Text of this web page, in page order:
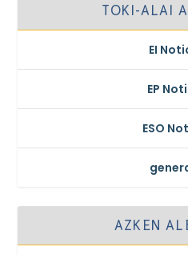
TOKI-ALAI
EI
EP
ESO
AZKEN